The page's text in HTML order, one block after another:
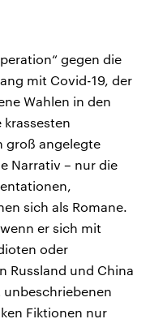
gegen die
mit Covid-19, der
Wahlen in den
krassesten
groß angelegte
Narrativ – nur die
sich als Romane.
er sich mit
oder
Russland und China
Fiktionen nur